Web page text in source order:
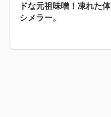
ドな元祖味噌！凍れた
シメラー。